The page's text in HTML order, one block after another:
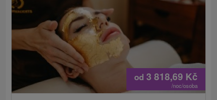
od 3 818,69 Kč
/noc/osoba